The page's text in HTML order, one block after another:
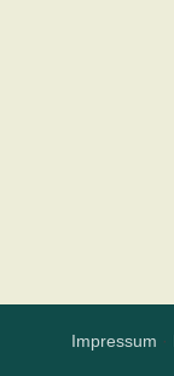
Impressum ·